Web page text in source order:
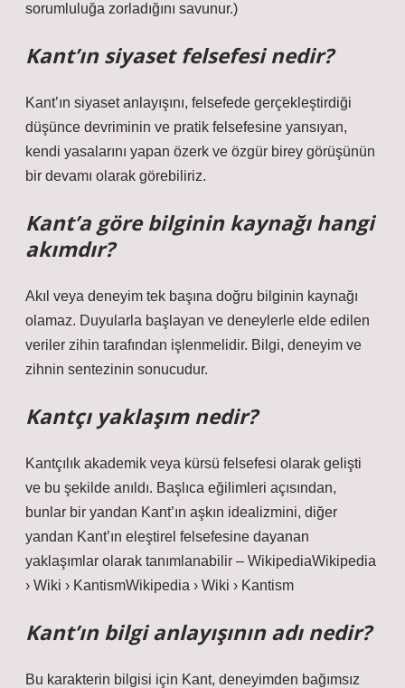
sorumluluğa zorladığını savunur.)
Kant’ın siyaset felsefesi nedir?
Kant’ın siyaset anlayışını, felsefede gerçekleştirdiği
düşünce devriminin ve pratik felsefesine yansıyan,
kendi yasalarını yapan özerk ve özgür birey görüşünün
bir devamı olarak görebiliriz.
Kant’a göre bilginin kaynağı hangi
akımdır?
Akıl veya deneyim tek başına doğru bilginin kaynağı
olamaz. Duyularla başlayan ve deneylerle elde edilen
veriler zihin tarafından işlenmelidir. Bilgi, deneyim ve
zihnin sentezinin sonucudur.
Kantçı yaklaşım nedir?
Kantçılık akademik veya kürsü felsefesi olarak gelişti
ve bu şekilde anıldı. Başlıca eğilimleri açısından,
bunlar bir yandan Kant’ın aşkın idealizmini, diğer
yandan Kant’ın eleştirel felsefesine dayanan
yaklaşımlar olarak tanımlanabilir – WikipediaWikipedia
› Wiki › KantismWikipedia › Wiki › Kantism
Kant’ın bilgi anlayışının adı nedir?
Bu karakterin bilgisi için Kant, deneyimden bağımsız